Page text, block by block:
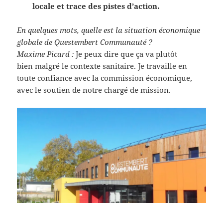
locale et trace des pistes d’action.
En quelques mots, quelle est la situation économique
globale de Questembert Communauté ?
Maxime Picard : Je peux dire que ça va plutôt
bien malgré le contexte sanitaire. Je travaille en
toute confiance avec la commission économique,
avec le soutien de notre chargé de mission.